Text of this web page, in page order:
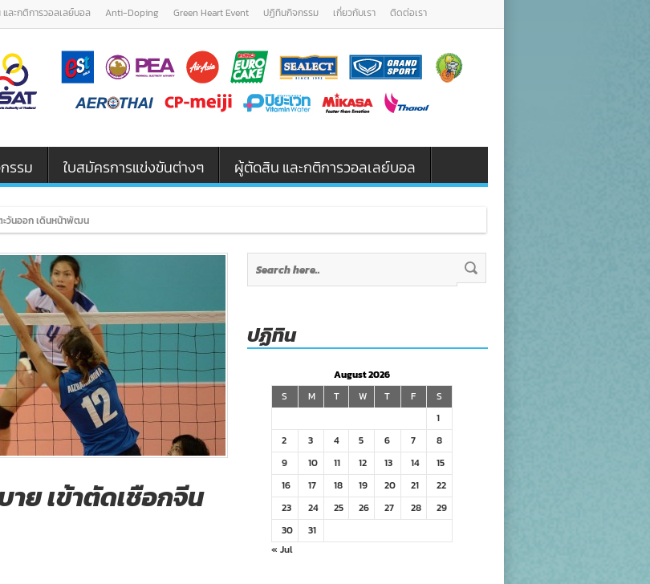
ละกติการวอลเลย์บอล Anti-Doping Green Heart Event ปฏิทินกิจกรรม เกี่ยวกับเรา ติดต่อเรา
รรม ใบสมัครการแข่งขันต่างๆ ผู้ตัดสิน และกติการวอลเลย์บอล
นออก เดินหน้าพัฒนาเยาวชนและผู้ฝึกสอนวอลเลย์บอล รุ่
ย เข้าตัดเชือกจีน
ปฏิทิน
August 2026
S
M T W T F
S
1
2
3 4 5 6 7
8
9
10 11 12 13 14
15
16
17 18 19 20 21
22
23
24 25 26 27 28
29
30
31
« Jul